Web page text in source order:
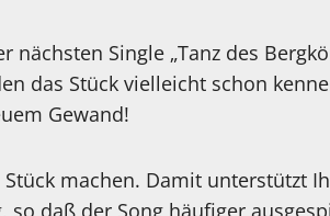
nächsten Single „Tanz des
das Stück vielleicht schon
Gewand!
machen. Damit unterstützt
so daß der Song häufiger